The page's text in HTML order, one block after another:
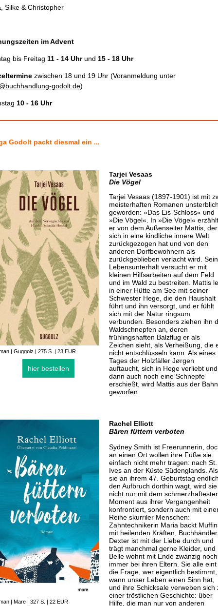
Silke & Christopher
im Advent
bis Freitag 11 - 14 Uhrund 15 - 18 Uhr
zwischen 18 und 19 Uhr (Voranmeldung unter
godolt.de)
10 - 16 Uhr
Godolt packt diesmal ein ...
| Guggolz | 275 S. | 23 EUR
hier bestellen
Tarjei Vesaas
Die Vögel
Tarjei Vesaas (1897-1901) ist mit
meisterhaften Romanen unsterblich
geworden: »Das Eis-Schloss« und
»Die Vögel«. In »Die Vögel« erzählt
er von dem Außenseiter Mattis, der
sich in eine kindliche innere Welt
zurückgezogen hat und von den
anderen Dorfbewohnern als
zurückgeblieben verlacht wird.
Lebensunterhalt versucht er mit
kleinen Hilfsarbeiten auf dem Feld
und im Wald zu bestreiten. Mattis
in einer Hütte am See mit seiner
Schwester Hege, die den Haushalt
führt und ihn versorgt, und er fühlt
sich mit der Natur ringsum
verbunden. Besonders ziehen ihn
Waldschnepfen an, deren
frühlingshaften Balzflug er als
Zeichen sieht, als Verheißung, die
nicht entschlüsseln kann. Als eines
Tages der Holzfäller Jørgen
auftaucht, sich in Hege verliebt und
dann auch noch eine Schnepfe
erschießt, wird Mattis aus der Bahn
geworfen.
| Mare | 327 S. | 22 EUR
Rachel Elliott
Bären füttern verboten
Sydney Smith ist Freerunnerin,
an einen Ort wollen ihre Füße sie
einfach nicht mehr tragen: nach St.
Ives an der Küste Südenglands. Als
sie an ihrem 47. Geburtstag endlich
den Aufbruch dorthin wagt, wird sie
nicht nur mit dem
Moment aus ihrer Vergangenheit
konfrontiert, sondern auch mit
Reihe skurriler Menschen:
Zahntechnikerin Maria backt
mit heilenden Kräften, Buchhändler
Dexter ist mit der Liebe durch und
trägt manchmal gerne Kleider, und
Belle wohnt mit Ende zwanzig noch
immer bei ihren Eltern. Sie alle eint
die Frage, wer eigentlich bestimmt,
wann unser Leben einen Sinn hat,
und ihre Schicksale verweben sich
einer tröstlichen Geschichte: über
Hilfe, die man nur von anderen